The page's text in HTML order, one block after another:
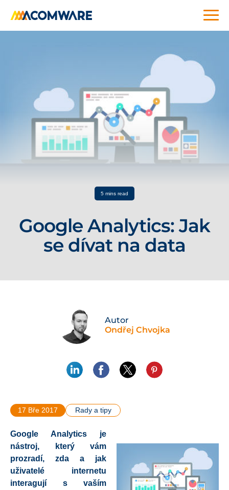
5 mins read
Google Analytics: Jak
se dívat na data
Autor
Ondřej Chvojka
17 Bře 2017 Rady a tipy
Google Analytics je
nástroj, který vám
prozradí, zda a jak
uživatelé internetu
interagují s vaším